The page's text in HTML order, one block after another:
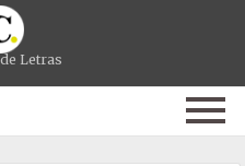
Letras